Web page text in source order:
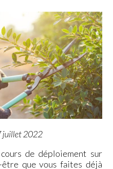
juillet 2022
de déploiement sur
que vous faites déjà